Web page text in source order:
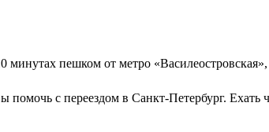
пешком от метро
с переездом в Санкт-Петербург.